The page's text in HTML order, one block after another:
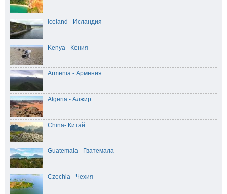
Iceland - Исландия
Kenya - Кения
Armenia - Армения
Algeria - Алжир
China- Китай
Guatemala - Гватемала
Czechia - Чехия